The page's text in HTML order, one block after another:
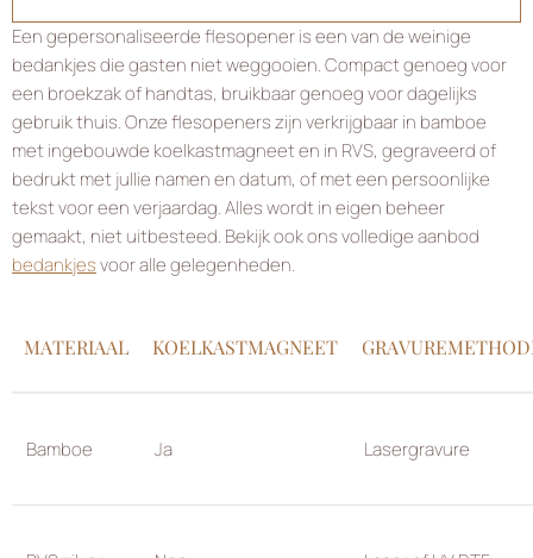
Een gepersonaliseerde flesopener is een van de weinige
bedankjes die gasten niet weggooien. Compact genoeg voor
een broekzak of handtas, bruikbaar genoeg voor dagelijks
gebruik thuis. Onze flesopeners zijn verkrijgbaar in bamboe
met ingebouwde koelkastmagneet en in RVS, gegraveerd of
bedrukt met jullie namen en datum, of met een persoonlijke
tekst voor een verjaardag. Alles wordt in eigen beheer
gemaakt, niet uitbesteed. Bekijk ook ons volledige aanbod
bedankjesvoor alle gelegenheden.
MATERIAAL KOELKASTMAGNEET
Bamboe Ja Lasergravure